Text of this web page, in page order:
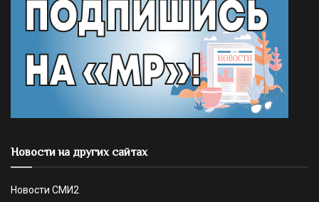
Новости на других сайтах
Новости СМИ2